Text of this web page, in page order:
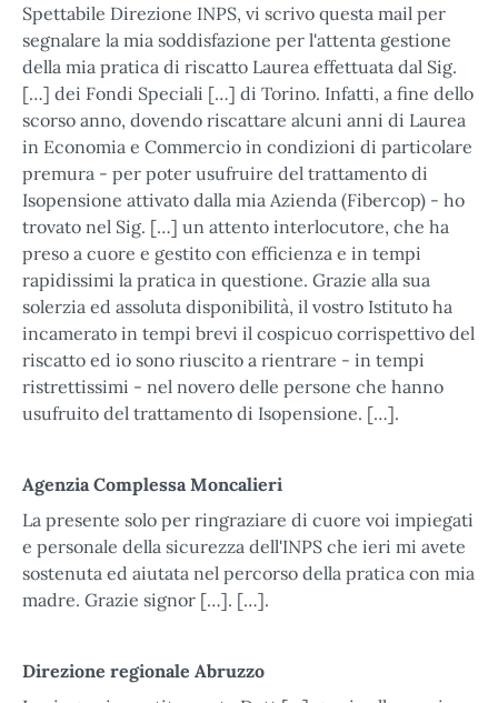
Spettabile Direzione INPS, vi scrivo questa mail per
segnalare la mia soddisfazione per l'attenta gestione
della mia pratica di riscatto Laurea effettuata dal Sig.
[…] dei Fondi Speciali […] di Torino. Infatti, a fine dello
scorso anno, dovendo riscattare alcuni anni di Laurea
in Economia e Commercio in condizioni di particolare
premura - per poter usufruire del trattamento di
Isopensione attivato dalla mia Azienda (Fibercop) - ho
trovato nel Sig. […] un attento interlocutore, che ha
preso a cuore e gestito con efficienza e in tempi
rapidissimi la pratica in questione. Grazie alla sua
solerzia ed assoluta disponibilità, il vostro Istituto ha
incamerato in tempi brevi il cospicuo corrispettivo del
riscatto ed io sono riuscito a rientrare - in tempi
ristrettissimi - nel novero delle persone che hanno
usufruito del trattamento di Isopensione. […].
Agenzia Complessa Moncalieri
La presente solo per ringraziare di cuore voi impiegati
e personale della sicurezza dell'INPS che ieri mi avete
sostenuta ed aiutata nel percorso della pratica con mia
madre. Grazie signor […]. […].
Direzione regionale Abruzzo